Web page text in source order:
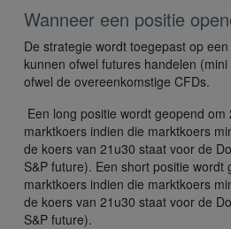
Wanneer een positie
De strategie wordt toegepast op
kunnen ofwel futures handelen
ofwel de overeenkomstige CFDs.
Een long positie wordt geopend om
marktkoers indien die marktkoers
de koers van 21u30 staat voor de
S&P future). Een short positie wordt
marktkoers indien die marktkoers
de koers van 21u30 staat voor de
S&P future).